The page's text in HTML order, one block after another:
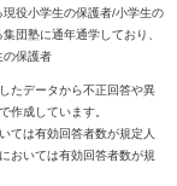
役小学生の保護者/小学生の
団塾に通年通学しており、
の保護者
たデータから不正回答や異
作成しています。
ては有効回答者数が規定人
おいては有効回答者数が規